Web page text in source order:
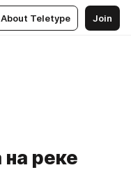
About Teletype Join
реке